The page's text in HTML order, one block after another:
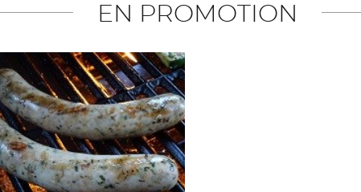
EN PROMOTION
Voir en détail